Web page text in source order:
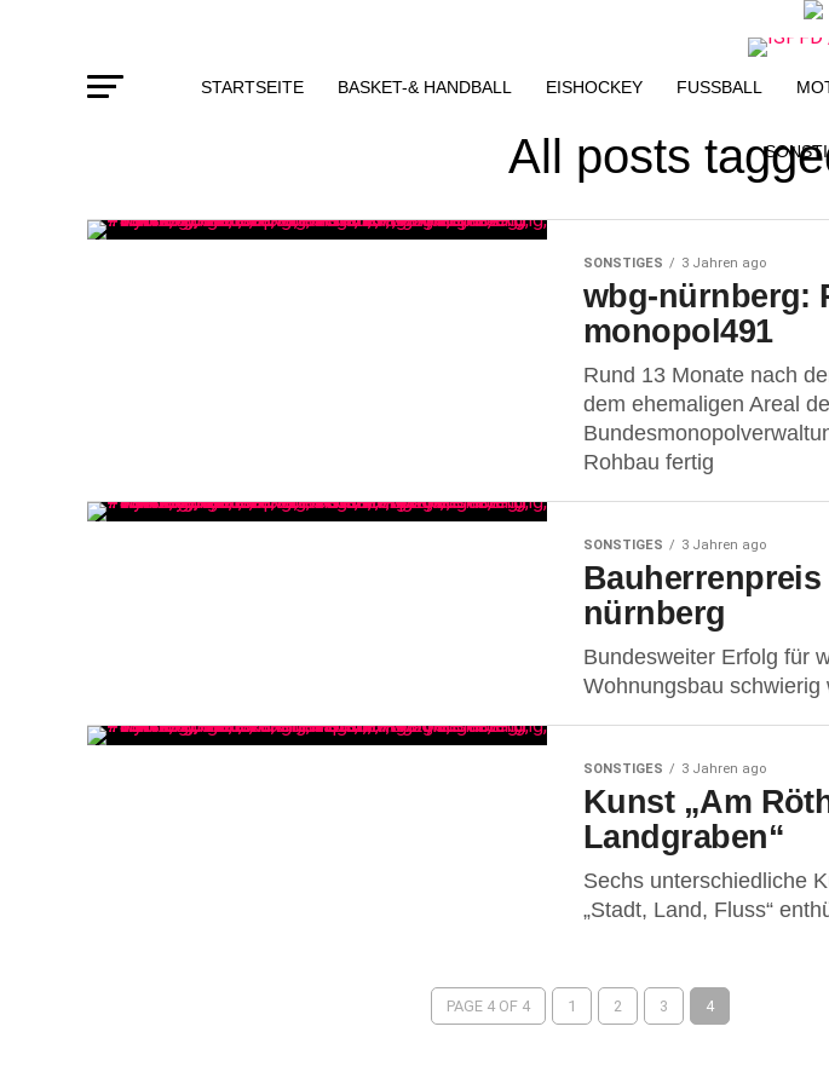
STARTSEITE BASKET-& HANDBALL EISHOCKEY FUSSBALL
All posts
SONSTIGES 3 Jahren ago
wbg-nürnberg:
monopol491
Rund 13 Monate nach
dem ehemaligen Areal
Rohbau fertig
SONSTIGES 3 Jahren ago
nürnberg
Bundesweiter Erfolg für
Wohnungsbau schwierig
SONSTIGES 3 Jahren ago
Kunst „Am
Landgraben“
Sechs unterschiedliche
„Stadt, Land, Fluss“
PAGE 4 OF 4 1 2 3 4